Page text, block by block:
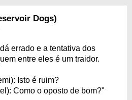
Dogs)
errado e a tentativa dos
entre eles é um traidor.
Isto é ruim?
Como o oposto de bom?"